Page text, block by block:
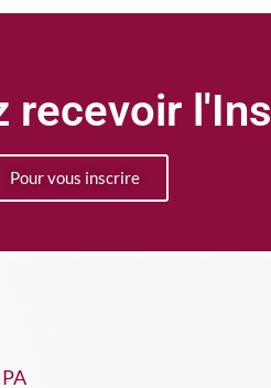
recevoir
Pour vous inscrire